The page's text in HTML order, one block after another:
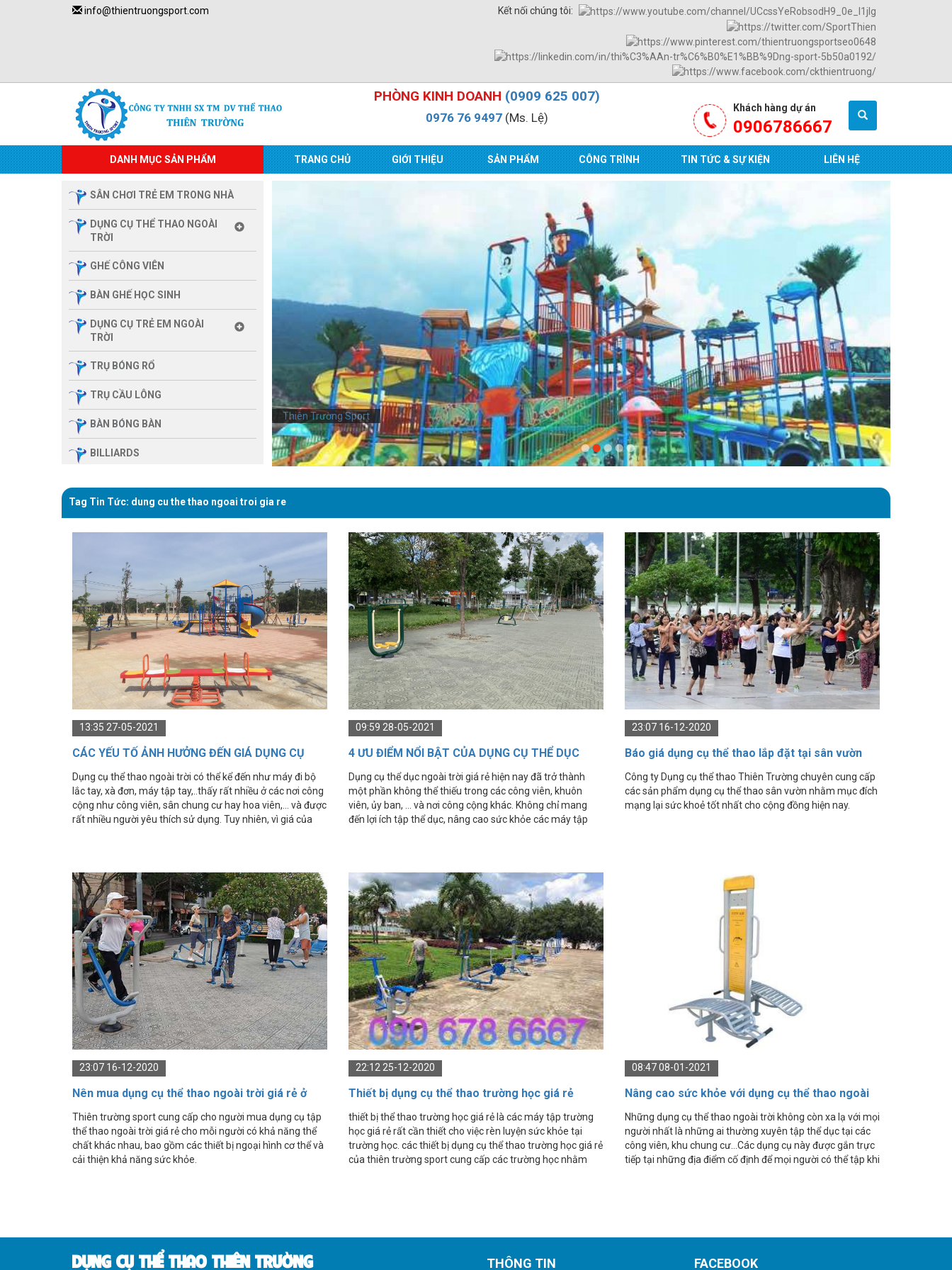
info@thientruongsport.com Kết nối chúng tôi:
PHÒNG KINH DOANH (0909 625 007)
0976 76 9497(Ms. Lệ)
Khách hàng dự án
0906786667
DANH MỤC SẢN PHẨM TRANG CHỦ GIỚI THIỆU SẢN PHẨM CÔNG TRÌNH TIN TỨC & SỰ KIỆN LIÊN HỆ
SÂN CHƠI TRẺ EM TRONG NHÀ
DỤNG CỤ THỂ THAO NGOÀI
TRỜI
GHẾ CÔNG VIÊN
BÀN GHẾ HỌC SINH
DỤNG CỤ TRẺ EM NGOÀI
TRỜI
TRỤ BÓNG RỔ
TRỤ CẦU LÔNG
BÀN BÓNG BÀN
BILLIARDS
ĐÌNH
FITNESS
GIÀN TẬP ĐA NĂNG
THIẾT BỊ PHÒNG GYM
IMPULSE FITNESS
THIẾT BỊ PHÒNG GYM THIÊN
TRƯỜNG
CỎ NHÂN TẠO
Thiên Trường Sport
Tag Tin Tức: dung cu the thao ngoai troi gia re
13:35 27-05-2021
CÁC YẾU TỐ ẢNH HƯỞNG ĐẾN GIÁ DỤNG CỤ
THỂ THAO NGOÀI TRỜI
Dụng cụ thể thao ngoài trời có thể kể đến như máy đi bộ
lắc tay, xà đơn, máy tập tay,..thấy rất nhiều ở các nơi công
cộng như công viên, sân chung cư hay hoa viên,... và được
rất nhiều người yêu thích sử dụng. Tuy nhiên, vì giá của
09:59 28-05-2021
4 ƯU ĐIỂM NỔI BẬT CỦA DỤNG CỤ THỂ DỤC
NGOÀI TRỜI GIÁ RẺ
​​​​​​​Dụng cụ thể dục ngoài trời giá rẻ hiện nay đã trở thành
một phần không thể thiếu trong các công viên, khuôn
viên, ủy ban, … và nơi công cộng khác. Không chỉ mang
đến lợi ích tập thể dục, nâng cao sức khỏe các máy tập
23:07 16-12-2020
Báo giá dụng cụ thể thao lắp đặt tại sân vườn
sân vườn
Công ty Dụng cụ thể thao Thiên Trường chuyên cung cấp
các sản phẩm dụng cụ thể thao sân vườn nhằm mục đích
mạng lại sức khoẻ tốt nhất cho cộng đồng hiện nay.
23:07 16-12-2020
Nên mua dụng cụ thể thao ngoài trời giá rẻ ở
đâu?
Thiên trường sport cung cấp cho người mua dụng cụ tập
thể thao ngoài trời giá rẻ cho mỗi người có khả năng thể
chất khác nhau, bao gồm các thiết bị ngoại hình cơ thể và
cải thiện khả năng sức khỏe.
22:12 25-12-2020
Thiết bị dụng cụ thể thao trường học giá rẻ
thiết bị thể thao trường học giá rẻ là các máy tập trường
học giá rẻ rất cần thiết cho việc rèn luyện sức khỏe tại
trường học. các thiết bị dụng cụ thể thao trường học giá rẻ
của thiên trường sport cung cấp các trường học nhằm
08:47 08-01-2021
Nâng cao sức khỏe với dụng cụ thể thao ngoài
trời
Những dụng cụ thể thao ngoài trời không còn xa lạ với mọi
người nhất là những ai thường xuyên tập thể dục tại các
công viên, khu chung cư...Các dụng cụ này được gắn trực
tiếp tại những địa điểm cố định để mọi người có thể tập khi
DỤNG CỤ THỂ THAO THIÊN TRƯỜNG THÔNG TIN FACEBOOK